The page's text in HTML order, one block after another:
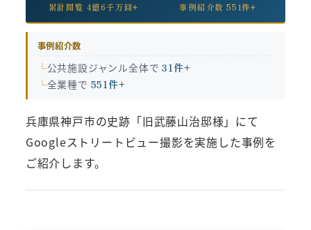
累計閲覧 4億6千万回+
事例紹介数 551件+
事例紹介数
公共施設ジャンル全体で31件+
全業種で 551件+
兵庫県神戸市の史跡「旧武藤山治邸様」にて
Googleストリートビュー撮影を実施した事例を
ご紹介します。